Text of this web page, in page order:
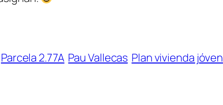
Parcela 2.77A Pau Vallecas Plan vivienda jóven